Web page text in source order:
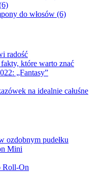
do włosów (6)
radość
które warto znać
„Fantasy”
na idealnie całuśne
ozdobnym pudełku
Mini
Roll-On